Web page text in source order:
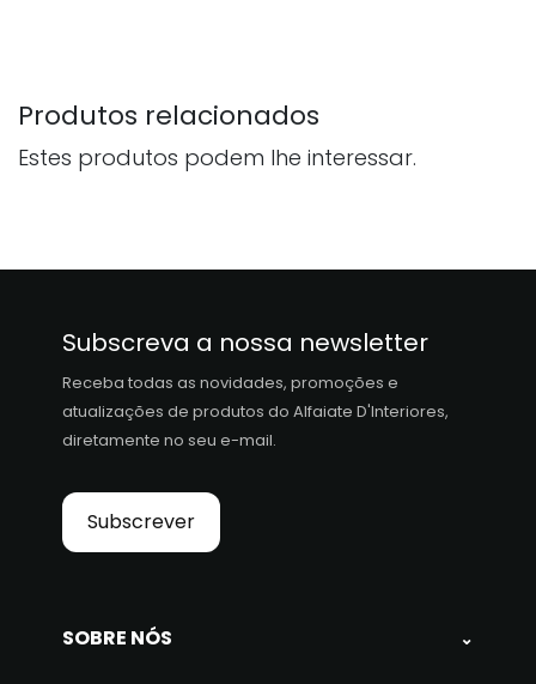
Produtos relacionados
Estes produtos podem lhe interessar.
Subscreva a nossa newsletter
Receba todas as novidades, promoções e
atualizações de produtos do Alfaiate D'Interiores,
diretamente no seu e-mail.
Subscrever
SOBRE NÓS ⌄